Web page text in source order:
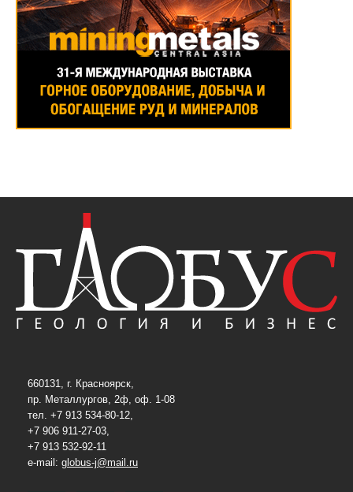
660131, г. Красноярск,
пр. Металлургов, 2ф, оф. 1-08
тел. +7 913 534-80-12,
+7 906 911-27-03,
+7 913 532-92-11
e-mail: globus-j@mail.ru